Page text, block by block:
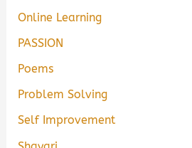
Online Learning
PASSION
Poems
Problem Solving
Self Improvement